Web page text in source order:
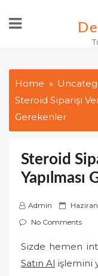
Home
Steroid Siparişi
Gerekenler
Steroid
Yapılması
Admin
P
o
t
e
No Comments
Sizde hemen
Satın Al işlemini